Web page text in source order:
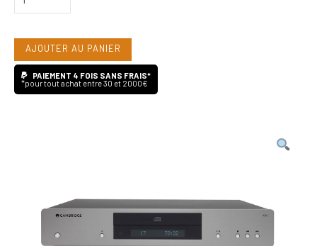
de
CXC
(Transport
CD)
AJOUTER AU PANIER
PAIEMENT 4 FOIS SANS FRAIS*
*pour tout achat entre 30 et 2000€